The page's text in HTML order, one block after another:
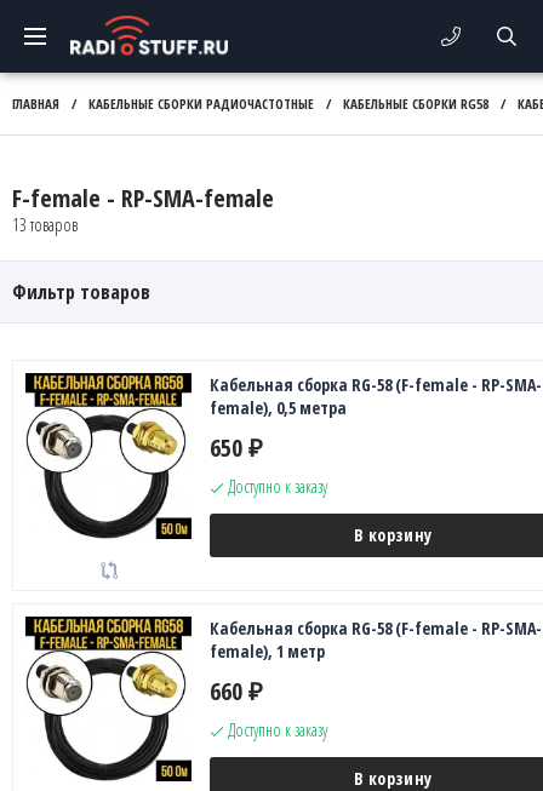
ГЛАВНАЯ / КАБЕЛЬНЫЕ СБОРКИ РАДИОЧАСТОТНЫЕ / КАБЕЛЬНЫЕ СБОРКИ RG58 /
F-female - RP-SMA-female
13 товаров
Фильтр товаров
Кабельная сборка RG-58 (F-female - RP-SMA-
female), 0,5 метра
650 ₽
Доступно к заказу
В корзину
Кабельная сборка RG-58 (F-female - RP-SMA-
female), 1 метр
660 ₽
Доступно к заказу
В корзину